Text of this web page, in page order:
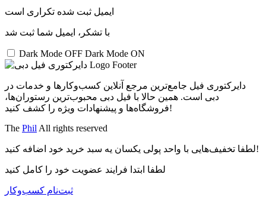
ایمیل ثبت شده تکراری است
با تشکر، ایمیل شما ثبت شد
Dark Mode OFF Dark Mode ON
دایرکتوری فیل جامع‌ترین مرجع آنلاین کسب‌وکارها و خدمات در
دبی است. همین حالا با فیل دبی محبوب‌ترین رستوران‌ها،
فروشگاه‌ها و پیشنهادات ویژه را کشف کنید!
The Phil All rights reserved
لطفا تخفیف‌هایی با واحد پولی یکسان یه سبد خرید خود اضافه کنید!
لطفا ابتدا فرایند عضویت خود را کامل کنید
ثبت‌نام کسب‌و‌کار